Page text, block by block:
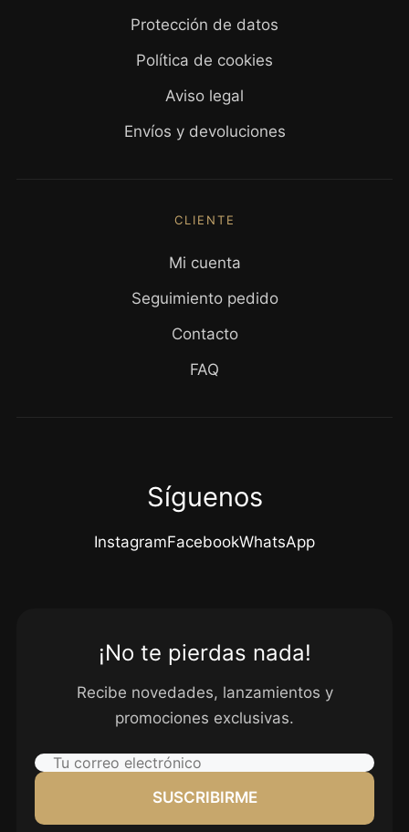
Protección de datos
Política de cookies
Aviso legal
Envíos y devoluciones
CLIENTE
Mi cuenta
Seguimiento pedido
Contacto
FAQ
Síguenos
InstagramFacebookWhatsApp
¡No te pierdas nada!
Recibe novedades, lanzamientos y
promociones exclusivas.
SUSCRIBIRME